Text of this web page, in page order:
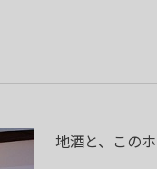
地酒と、この